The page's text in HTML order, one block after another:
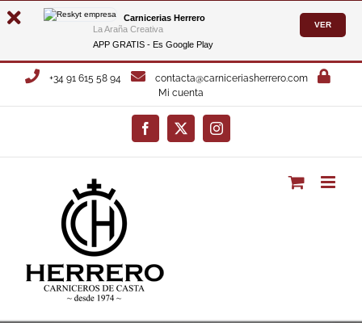
Carnicerias Herrero
La Araña Creativa
APP GRATIS - Es Google Play
VER
Saltar
+34 91 615 58 94
contacta@carniceriasherrero.com
Mi cuenta
Facebook
X Instagram